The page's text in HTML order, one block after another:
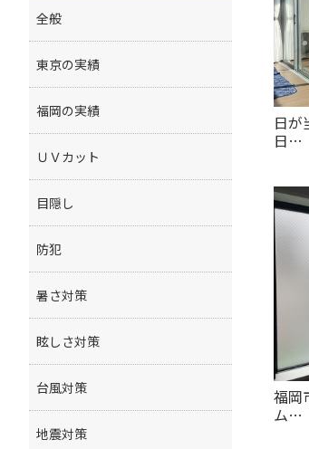
日が
日…
福岡
ム…
全般
東京の実績
福岡の実績
ＵＶカット
目隠し
防犯
暑さ対策
眩しさ対策
台風対策
地震対策